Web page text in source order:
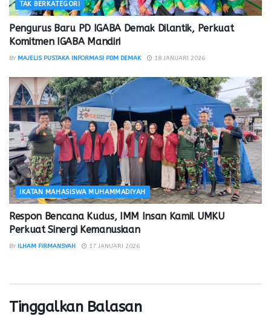
TAK BERKATEGORI
Pengurus Baru PD IGABA Demak Dilantik, Perkuat
Komitmen IGABA Mandiri
BY MAJELIS PUSTAKA INFORMASI PDM DEMAK 18 JANUARI 2026
IKATAN MAHASISWA MUHAMMADIYAH
Respon Bencana Kudus, IMM Insan Kamil UMKU
Perkuat Sinergi Kemanusiaan
BY ILHAM FIRMANSYAH 17 JANUARI 2026
Tinggalkan Balasan